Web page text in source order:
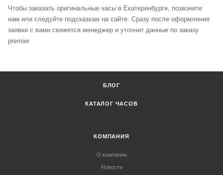
Чтобы заказать оригинальные часы в Екатеринбурге, позвоните
нам или следуйте подсказкам на сайте. Сразу после оформления
заявки с вами свяжется менеджер и уточнит данные по заказу
premier
БЛОГ
КАТАЛОГ ЧАСОВ
КОМПАНИЯ
О компании
Новости